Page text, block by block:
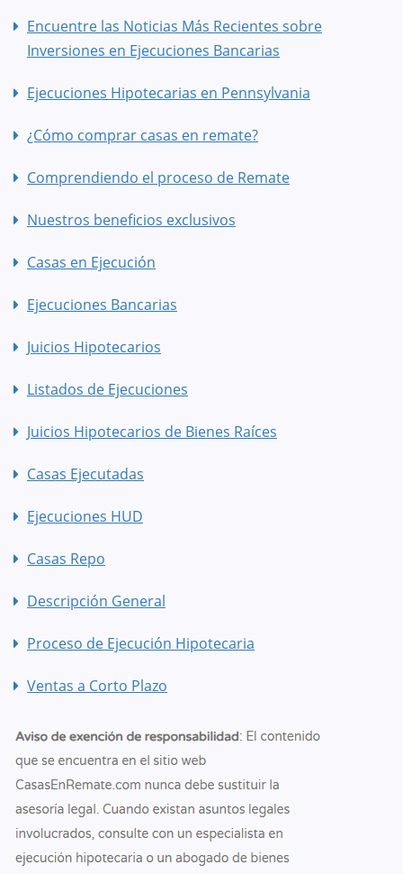
Encuentre las Noticias Más Recientes sobre
Inversiones en Ejecuciones Bancarias
Ejecuciones Hipotecarias en Pennsylvania
¿Cómo comprar casas en remate?
Comprendiendo el proceso de Remate
Nuestros beneficios exclusivos
Casas en Ejecución
Ejecuciones Bancarias
Juicios Hipotecarios
Listados de Ejecuciones
Juicios Hipotecarios de Bienes Raíces
Casas Ejecutadas
Ejecuciones HUD
Casas Repo
Descripción General
Proceso de Ejecución Hipotecaria
Ventas a Corto Plazo